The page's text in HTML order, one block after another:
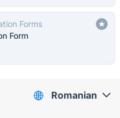
Forms
Form
Romanian